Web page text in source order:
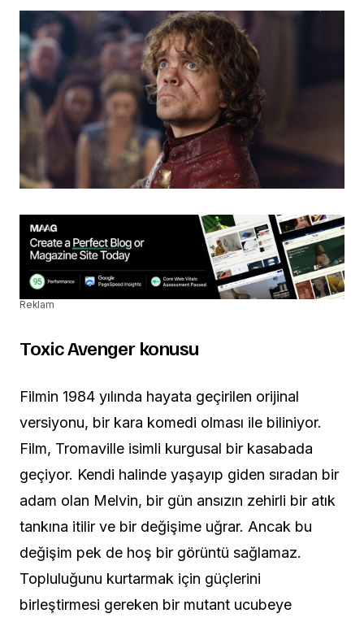
Reklam
Toxic Avenger konusu
Filmin 1984 yılında hayata geçirilen orijinal
versiyonu, bir kara komedi olması ile biliniyor.
Film, Tromaville isimli kurgusal bir kasabada
geçiyor. Kendi halinde yaşayıp giden sıradan bir
adam olan Melvin, bir gün ansızın zehirli bir atık
tankına itilir ve bir değişime uğrar. Ancak bu
değişim pek de hoş bir görüntü sağlamaz.
Topluluğunu kurtarmak için güçlerini
birleştirmesi gereken bir mutant ucubeye